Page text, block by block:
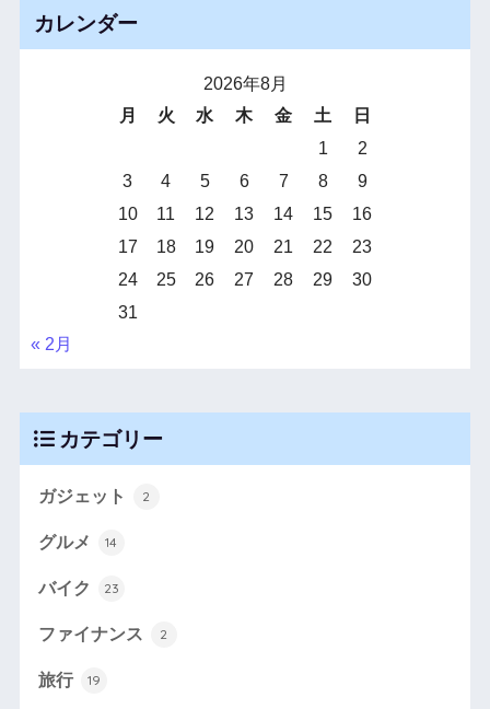
カレンダー
2026年8月
月
火 水 木 金 土
日
1
2
3
4 5 6 7 8
9
10
11 12 13 14 15
16
17
18 19 20 21 22
23
24
25 26 27 28 29
30
31
« 2月
カテゴリー
ガジェット 2
グルメ 14
バイク 23
ファイナンス 2
旅行 19